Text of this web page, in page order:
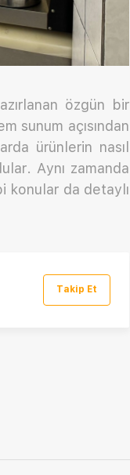
özgün bir
sunum açısından
ürünlerin nasıl
Aynı zamanda
konular da detaylı
Takip Et